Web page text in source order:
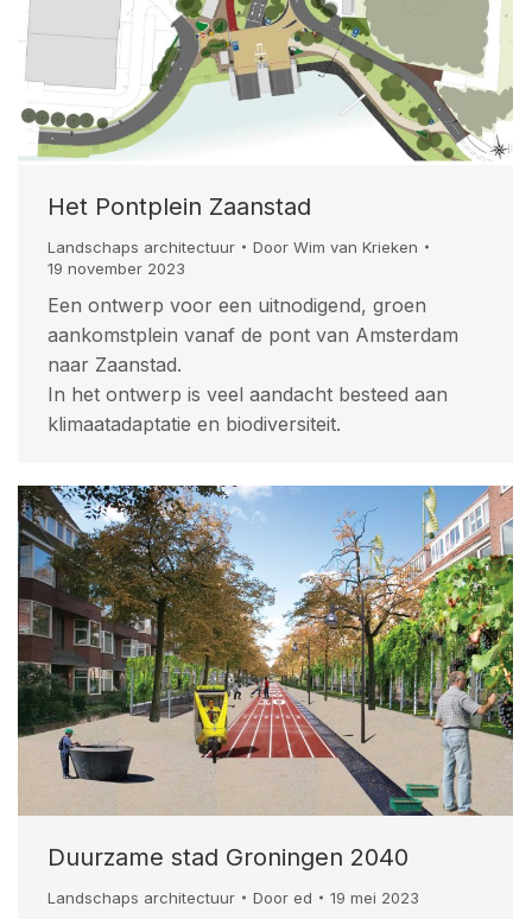
Het Pontplein Zaanstad
Landschaps architectuur Door Wim van Krieken
19 november 2023
Een ontwerp voor een uitnodigend, groen
aankomstplein vanaf de pont van Amsterdam
naar Zaanstad.
In het ontwerp is veel aandacht besteed aan
klimaatadaptatie en biodiversiteit.
Duurzame stad Groningen 2040
Landschaps architectuur Door ed 19 mei 2023